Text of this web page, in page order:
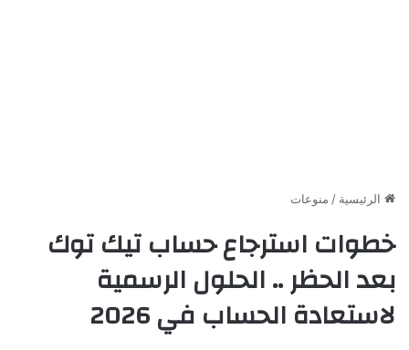
الرئيسية / منوعات
خطوات استرجاع حساب تيك توك
بعد الحظر .. الحلول الرسمية
لاستعادة الحساب في 2026